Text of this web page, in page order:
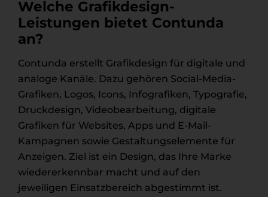
Welche Grafikdesign-
Leistungen bietet Contunda
an?
Contunda erstellt Grafikdesign für digitale und
analoge Kanäle. Dazu gehören Social-Media-
Grafiken, Logos, Icons, Infografiken, Typografie,
Druckdesign, Videobearbeitung, digitale
Grafiken für Websites, Apps und E-Mail-
Kampagnen sowie Gestaltungselemente für
Anzeigen. Ziel ist ein Design, das Ihre Marke
wiedererkennbar macht und auf den
jeweiligen Einsatzbereich abgestimmt ist.